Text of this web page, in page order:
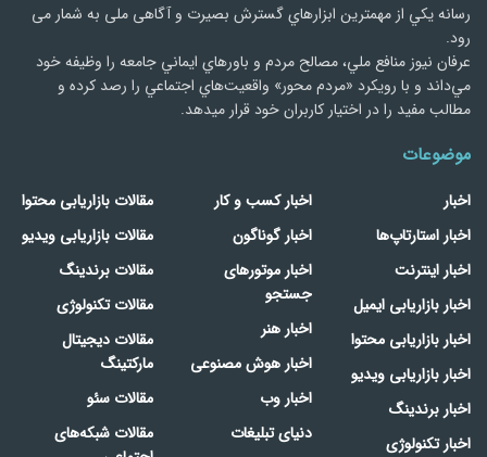
رسانه يكي از مهمترین ابزارهاي گسترش بصیرت و آگاهی ملی به شمار می
رود.
عرفان نیوز منافع ملي، مصالح مردم و باورهاي ايماني جامعه را وظيفه خود
مي‌داند و با رويكرد «مردم‌ محور» واقعيت‌هاي اجتماعي را رصد کرده و
مطالب مفید را در اختیار کاربران خود قرار میدهد.
موضوعات
اخبار
اخبار استارتاپ‌ها
اخبار اینترنت
اخبار بازاریابی ایمیل
اخبار بازاریابی محتوا
اخبار بازاریابی ویدیو
اخبار برندینگ
اخبار تکنولوژی
اخبار کسب و کار
اخبار گوناگون
اخبار موتورهای
جستجو
اخبار هنر
اخبار هوش مصنوعی
اخبار وب
دنیای تبلیغات
مقالات بازاریابی محتوا
مقالات بازاریابی ویدیو
مقالات برندینگ
مقالات تکنولوژی
مقالات دیجیتال
مارکتینگ
مقالات سئو
مقالات شبکه‌های